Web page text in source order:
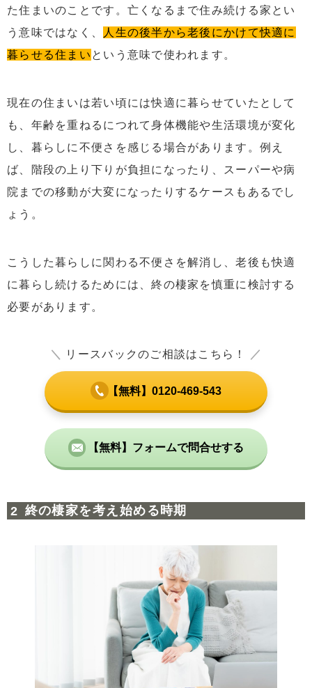
4.4 将来の生活費を踏まえて無理のない住まいを選ぶ
5.1理想の老後の過ごし方や今後のビジョンを考える
6
終の棲家で持ち家に住み続けるならリースバックを検討
しよう
た住まいのことです。亡くなるまで住み続ける家とい
う意味ではなく、
人生の後半から老後にかけて快適に
暮らせる住まい という意味で使われます。
現在の住まいは若い頃には快適に暮らせていたとして
も、年齢を重ねるにつれて身体機能や生活環境が変化
し、暮らしに不便さを感じる場合があります。例え
ば、階段の上り下りが負担になったり、スーパーや病
院までの移動が大変になったりするケースもあるでし
ょう。
こうした暮らしに関わる不便さを解消し、老後も快適
に暮らし続けるためには、終の棲家を慎重に検討する
必要があります。
＼ リースバックのご相談はこちら！ ／
【無料】0120-469-543
【無料】フォームで問合せする
終の棲家を考え始める時期